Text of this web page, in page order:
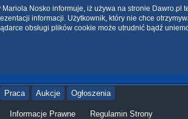
Mariola Nosko informuje, iż używa na stronie
informacji. Użytkownik, który nie chce
obsługi plików cookie może utrudnić bądź
Praca Aukcje Ogłoszenia
Informacje Prawne
Regulamin Strony